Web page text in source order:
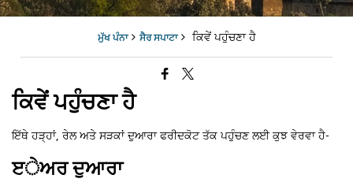
ਮੁੱਖ ਪੰਨਾ ਸੈਰ ਸਪਾਟਾ ਕਿਵੇਂ ਪਹੁੰਚਣਾ ਹੈ
ਕਿਵੇਂ ਪਹੁੰਚਣਾ ਹੈ
ਇੱਥੇ ਹੜ੍ਹਾਂ, ਰੇਲ ਅਤੇ ਸੜਕਾਂ ਦੁਆਰਾ ਫਰੀਦਕੋਟ ਤੱਕ ਪਹੁੰਚਣ ਲਈ ਕੁਝ ਵੇਰਵਾ ਹੈ-
ੲੇਅਰ ਦੁਆਰਾ